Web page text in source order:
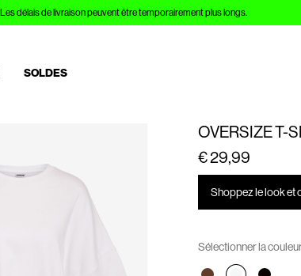
Les délais de livraison peuvent être temporairement plus longs.
SOLDES
OVERSIZE T-
€ 29,99
Shoppez le look et
Sélectionner la